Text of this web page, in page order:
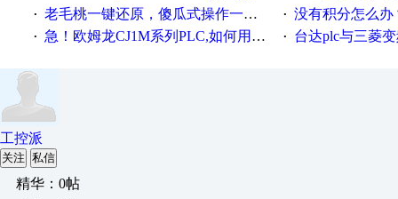
· 老毛桃一键还原，傻瓜式操作一键轻松备份还原；程序为向导式安装，一键即可实现自动备份或还原系统。 · 没有积分怎么办
· 急！欧姆龙CJ1M系列PLC,如何用时间控制变频器。要求时间在组态王中可以自由输入！拜托各位大神了！ · 台达plc与三菱
工控派
关注 私信
精华：0帖